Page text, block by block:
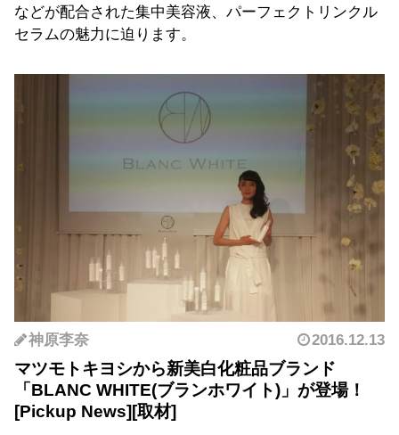
などが配合された集中美容液、パーフェクトリンクル
セラムの魅力に迫ります。
神原李奈 2016.12.13
マツモトキヨシから新美白化粧品ブランド
「BLANC WHITE(ブランホワイト)」が登場！